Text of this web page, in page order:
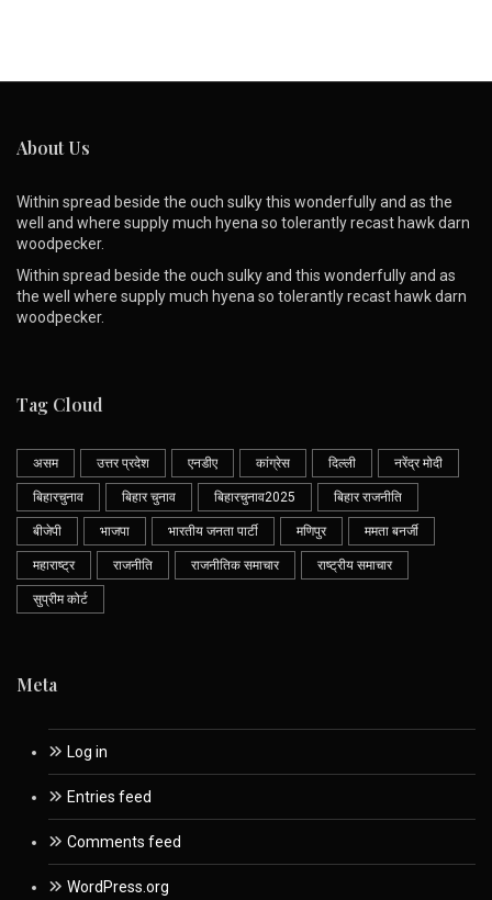
About Us
Within spread beside the ouch sulky this wonderfully and as the
well and where supply much hyena so tolerantly recast hawk darn
woodpecker.
Within spread beside the ouch sulky and this wonderfully and as
the well where supply much hyena so tolerantly recast hawk darn
woodpecker.
Tag Cloud
असम उत्तर प्रदेश एनडीए कांग्रेस दिल्ली नरेंद्र मोदी
बिहारचुनाव बिहार चुनाव बिहारचुनाव2025 बिहार राजनीति
बीजेपी भाजपा भारतीय जनता पार्टी मणिपुर ममता बनर्जी
महाराष्ट्र राजनीति राजनीतिक समाचार राष्ट्रीय समाचार
सुप्रीम कोर्ट
Meta
Log in
Entries feed
Comments feed
WordPress.org